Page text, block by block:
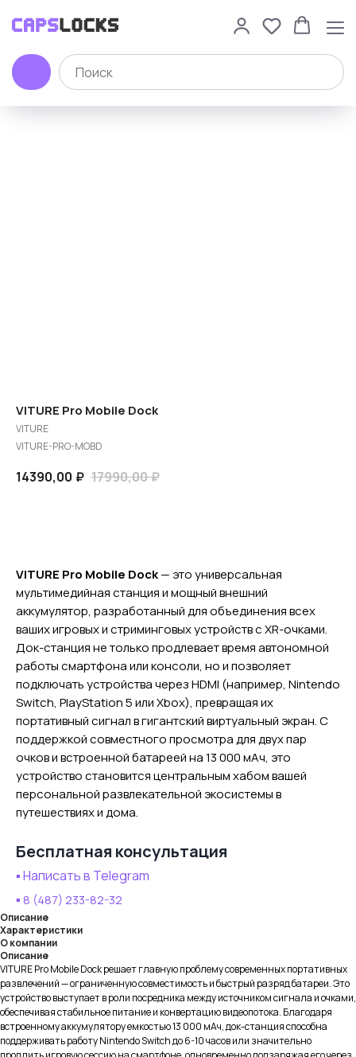
VITURE Pro Mobile Dock
VITURE
VITURE-PRO-MOBD
14390,00 ₽ 17990,00₽
VITURE Pro Mobile Dock— это универсальная
мультимедийная станция и мощный внешний
аккумулятор, разработанный для объединения всех
ваших игровых и стриминговых устройств с XR-очками.
Док-станция не только продлевает время автономной
работы смартфона или консоли, но и позволяет
подключать устройства через HDMI (например, Nintendo
Switch, PlayStation 5 или Xbox), превращая их
портативный сигнал в гигантский виртуальный экран. С
поддержкой совместного просмотра для двух пар
очков и встроенной батареей на 13 000 мАч, это
устройство становится центральным хабом вашей
персональной развлекательной экосистемы в
путешествиях и дома.
Бесплатная консультация
▪️ Написать в Telegram
▪️ 8 (487) 233-82-32
Описание
Характеристики
О компании
Описание
VITURE Pro Mobile Dock решает главную проблему современных портативных
развлечений — ограниченную совместимость и быстрый разряд батареи. Это
устройство выступает в роли посредника между источником сигнала и очками,
обеспечивая стабильное питание и конвертацию видеопотока. Благодаря
встроенному аккумулятору емкостью 13 000 мАч, док-станция способна
поддерживать работу Nintendo Switch до 6-10 часов или значительно